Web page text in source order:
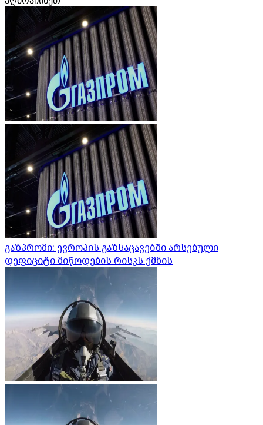
გაზპრომი: ევროპის გაზსაცავებში არსებული
დეფიციტი მიწოდების რისკს ქმნის